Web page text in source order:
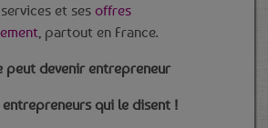
et ses offres
, partout en France.
peut devenir entrepreneur
qui le disent !